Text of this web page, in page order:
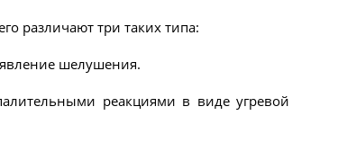
различают три таких типа:
шелушения.
реакциями в виде угревой